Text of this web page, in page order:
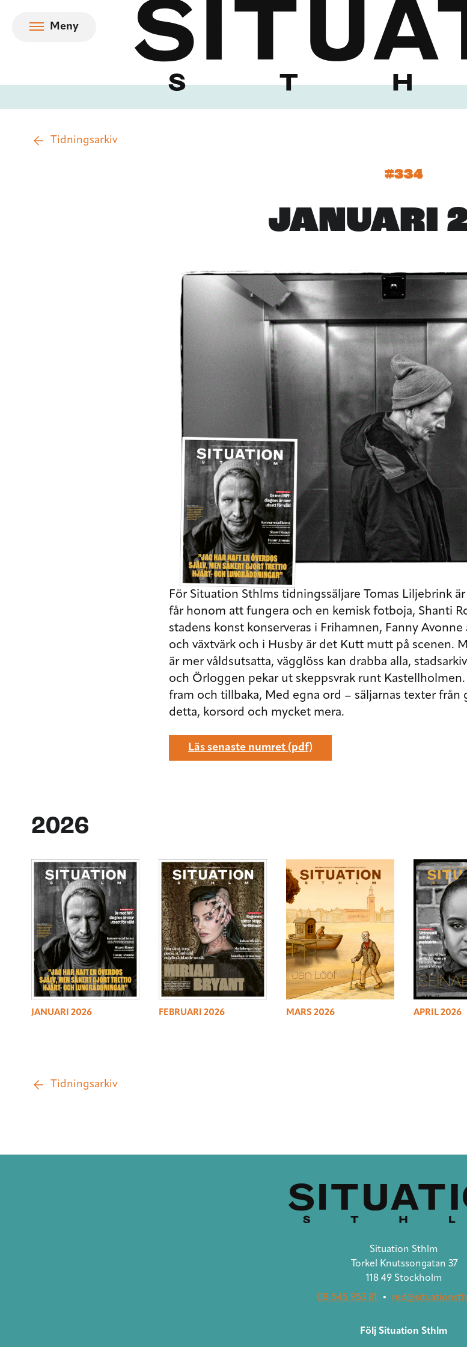
Meny
JANUARI
#334
För Situation Sthlms tidningssäljare Tomas Liljebrink
får honom att fungera och en kemisk fotboja, Shanti
stadens konst konserveras i Frihamnen, Fanny
och växtvärk och i Husby är det Kutt mutt på scenen.
är mer våldsutsatta, vägglöss kan drabba alla,
och Örloggen pekar ut skeppsvrak runt
fram och tillbaka, Med egna ord – säljarnas texter från
detta, korsord och mycket mera.
Läs senaste numret (pdf)
Tidningsarkiv
2026
JANUARI 2026 FEBRUARI 2026 MARS 2026 APRIL 2026
Tidningsarkiv
Situation Sthlm
Torkel Knutssongatan 37
118 49 Stockholm
08-545 953 81
•
Följ Situation Sthlm